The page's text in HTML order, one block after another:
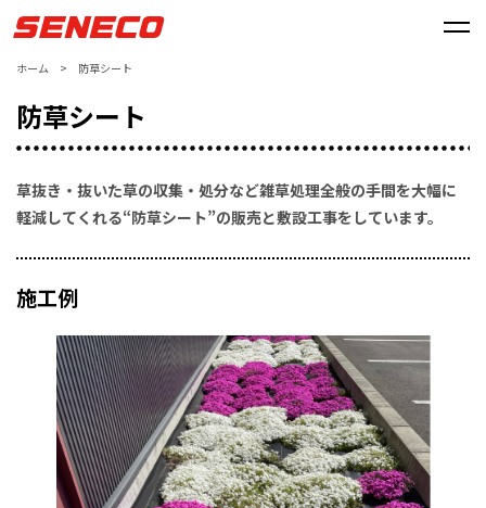
ホーム > 防草シート
防草シート
草抜き・抜いた草の収集・処分など雑草処理全般の手間を大幅に
軽減してくれる“防草シート”の販売と敷設工事をしています。
施工例